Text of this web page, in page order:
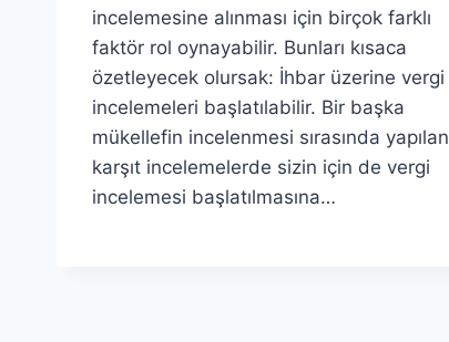
incelemesine alınması için birçok farklı
faktör rol oynayabilir. Bunları kısaca
özetleyecek olursak: İhbar üzerine vergi
incelemeleri başlatılabilir. Bir başka
mükellefin incelenmesi sırasında yapılan
karşıt incelemelerde sizin için de vergi
incelemesi başlatılmasına…